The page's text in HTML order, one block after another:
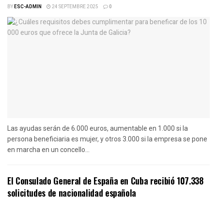
BYESC-ADMIN 24 SEPTEMBRE 2025 0
Las ayudas serán de 6.000 euros, aumentable en 1.000 si la
persona beneficiaria es mujer, y otros 3.000 si la empresa se pone
en marcha en un concello...
El Consulado General de España en Cuba recibió 107.338
solicitudes de nacionalidad española